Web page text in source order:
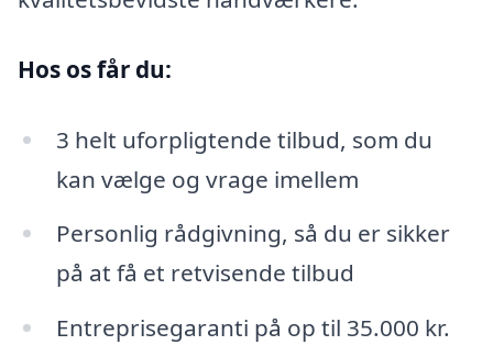
Hos os får du:
3 helt uforpligtende tilbud, som du
kan vælge og vrage imellem
Personlig rådgivning, så du er sikker
på at få et retvisende tilbud
Entreprisegaranti på op til 35.000 kr.